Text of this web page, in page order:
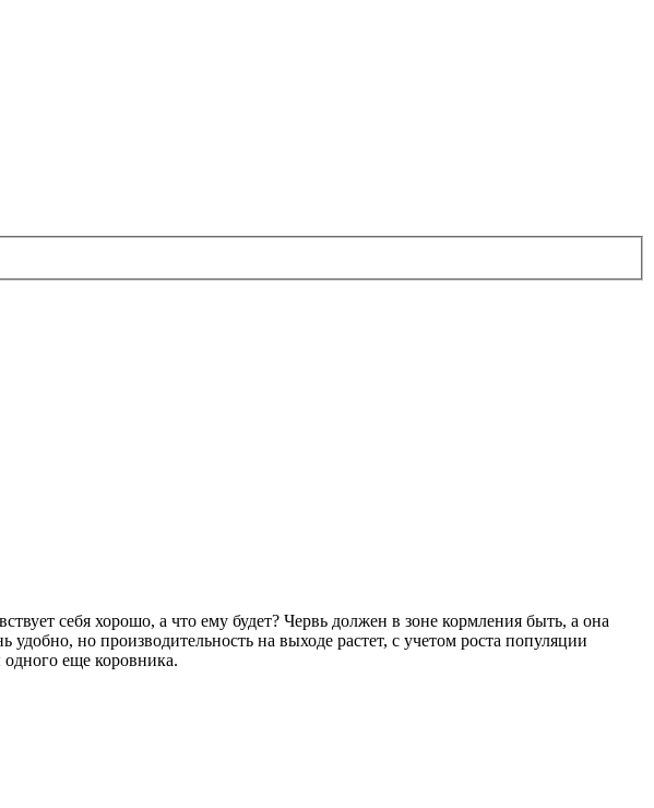
себя хорошо, а что ему будет? Червь должен в зоне кормления быть, а она
но производительность на выходе растет, с учетом роста популяции
еще коровника.